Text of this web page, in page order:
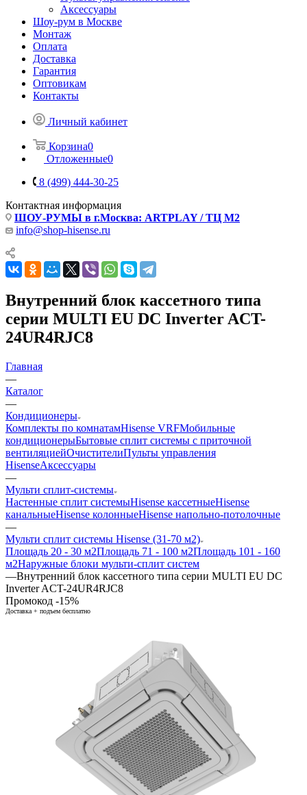
Аксессуары
Шоу-рум в Москве
Монтаж
Оплата
Доставка
Гарантия
Оптовикам
Контакты
Личный кабинет
Корзина0
Отложенные0
8 (499) 444-30-25
Контактная информация
ШОУ-РУМЫ в г.Москва: ARTPLAY / ТЦ М2
info@shop-hisense.ru
Внутренний блок кассетного типа
серии MULTI EU DC Inverter ACT-
24UR4RJC8
Главная
—
Каталог
—
Кондиционеры
Комплекты по комнатамHisense VRFМобильные
кондиционерыБытовые сплит системы с приточной
вентиляциейОчистителиПульты управления
HisenseАксессуары
—
Мульти сплит-системы
Настенные сплит системыHisense кассетныеHisense
канальныеHisense колонныеHisense напольно-потолочные
—
Мульти сплит системы Hisense (31-70 м2)
Площадь 20 - 30 м2Площадь 71 - 100 м2Площадь 101 - 160
м2Наружные блоки мульти-сплит систем
—Внутренний блок кассетного типа серии MULTI EU DC
Inverter ACT-24UR4RJC8
Промокод -15%
Доставка + подъем бесплатно